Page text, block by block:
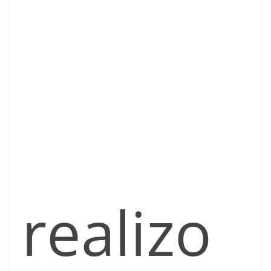
realizo